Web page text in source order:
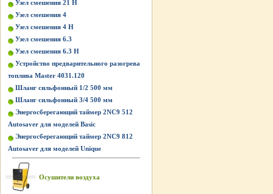
Узел смешения 21 Н
Узел смешения 4
Узел смешения 4 Н
Узел смешения 6.3
Узел смешения 6.3 Н
Устройство предварительного разогрева
топлива Master 4031.120
Шланг сильфонный 1/2 500 мм
Шланг сильфонный 3/4 500 мм
Энергосберегающий таймер 2NC9 512
Autosaver для моделей Basic
Энергосберегающий таймер 2NC9 812
Autosaver для моделей Unique
Осушители воздуха